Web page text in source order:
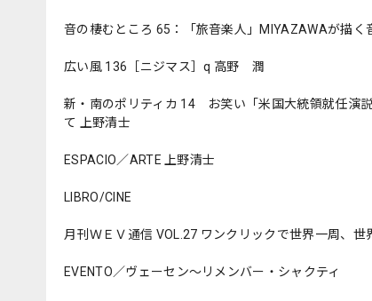
音の棲むところ 65：「旅音楽人」MIYAZAWAが描く
広い風 136［ニジマス］q 高野 潤
新・南のポリティカ 14 お笑い「米国大統領就任演
て 上野清士
ESPACIO／ARTE 上野清士
LIBRO/CINE
月刊ＷＥＶ通信 VOL.27 ワンクリックで世界一周、世
EVENTO／ヴェーセン〜リメンバー・シャクティ